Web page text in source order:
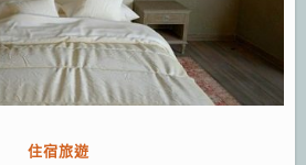
分
住宿旅遊